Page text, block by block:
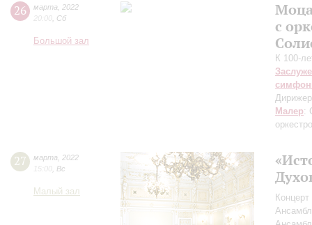
26 марта
2022
20:00 Сб
Большой зал
с
К 100-
Малер:
27 марта
2022
15:00 Вс
Малый зал